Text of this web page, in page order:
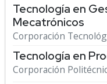
Tecnología en
Mecatrónicos
Corporación
Tecnología en
Corporación